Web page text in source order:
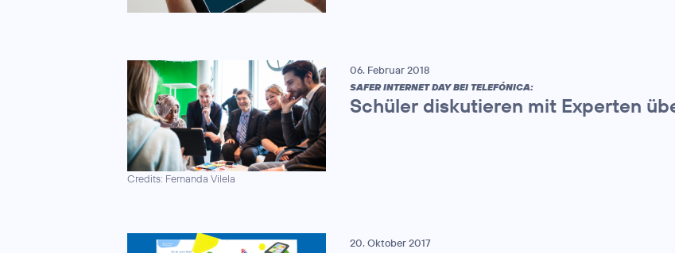
Credits: Fernanda Vilela
06. Februar 2018
SAFER INTERNET DAY BEI TELEFÓNICA:
Schüler diskutieren mit Experten
20. Oktober 2017